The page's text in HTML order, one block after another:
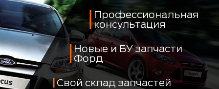
Профессиональная
консультация
Новые и БУ запчасти
Форд
Свой склад запчастей